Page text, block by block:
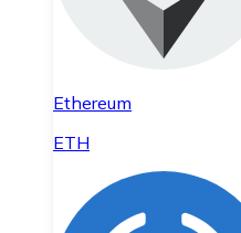
Ethereum
ETH